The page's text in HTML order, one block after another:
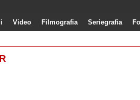
Video Filmografia Seriegrafia